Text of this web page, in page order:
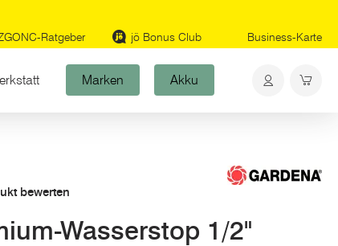
Ratgeber jö Bonus Club Business-Karte
Marken Akku
bewerten
Wasserstop 1/2"